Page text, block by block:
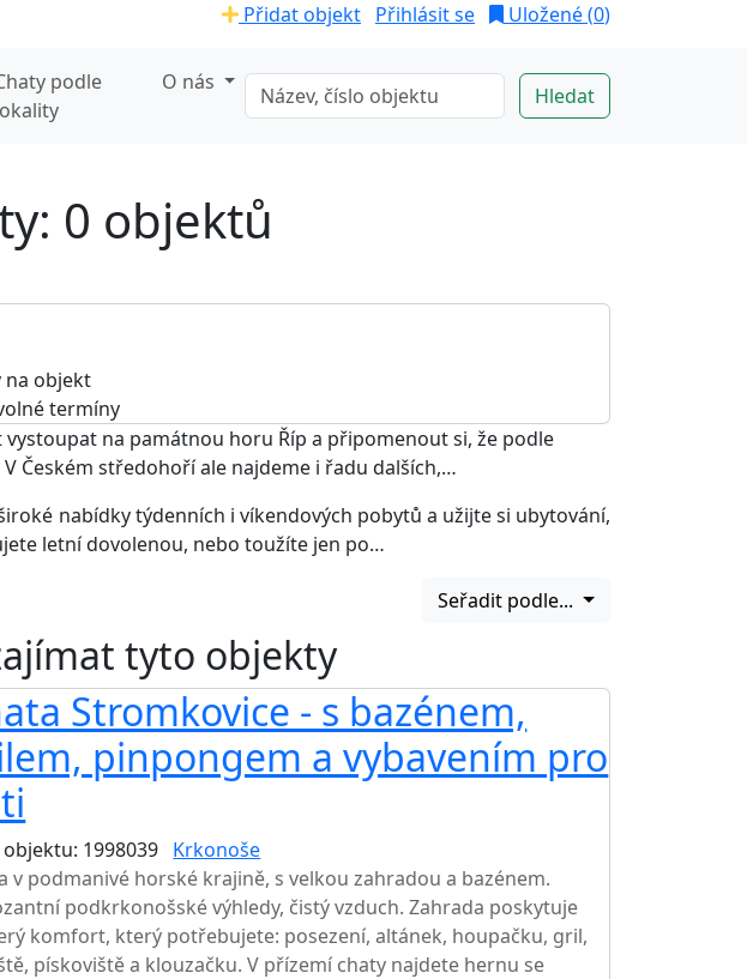
Přidat objekt Přihlásit se Uložené (0)
podle
O nás
0 objektů
na objekt
termíny
vystoupat na památnou horu Říp a připomenout si, že podle
Českém středohoří ale najdeme i řadu dalších,…
nabídky týdenních i víkendových pobytů a užijte si ubytování,
letní dovolenou, nebo toužíte jen po…
Seřadit podle...
tyto objekty
Stromkovice - s bazénem,
pinpongem a vybavením pro
objektu: 1998039 Krkonoše
v podmanivé horské krajině, s velkou zahradou a bazénem.
podkrkonošské výhledy, čistý vzduch. Zahrada poskytuje
komfort, který potřebujete: posezení, altánek, houpačku, gril,
pískoviště a klouzačku. V přízemí chaty najdete hernu se